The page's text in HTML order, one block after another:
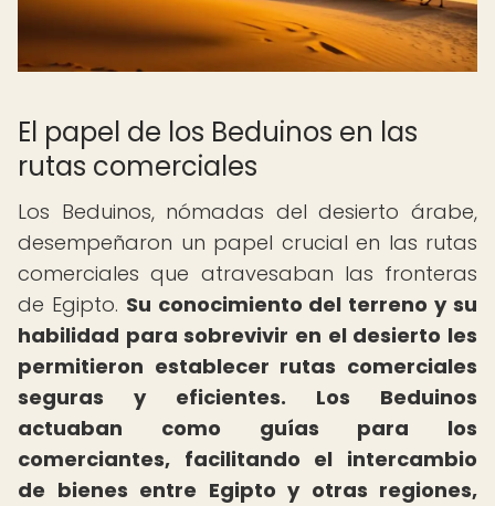
El papel de los Beduinos en las
rutas comerciales
Los Beduinos, nómadas del desierto árabe,
desempeñaron un papel crucial en las rutas
comerciales que atravesaban las fronteras
de Egipto. Su conocimiento del terreno y su
habilidad para sobrevivir en el desierto les
permitieron establecer rutas comerciales
seguras y eficientes.
Los Beduinos
actuaban como guías para los
comerciantes, facilitando el intercambio
de bienes entre Egipto y otras regiones,